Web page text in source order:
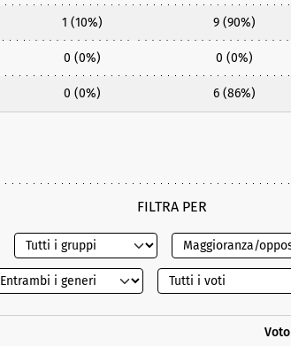
1 (10%) 9 (90%)
0 (0%) 0 (0%)
0 (0%) 6 (86%)
FILTRA PER
Voto